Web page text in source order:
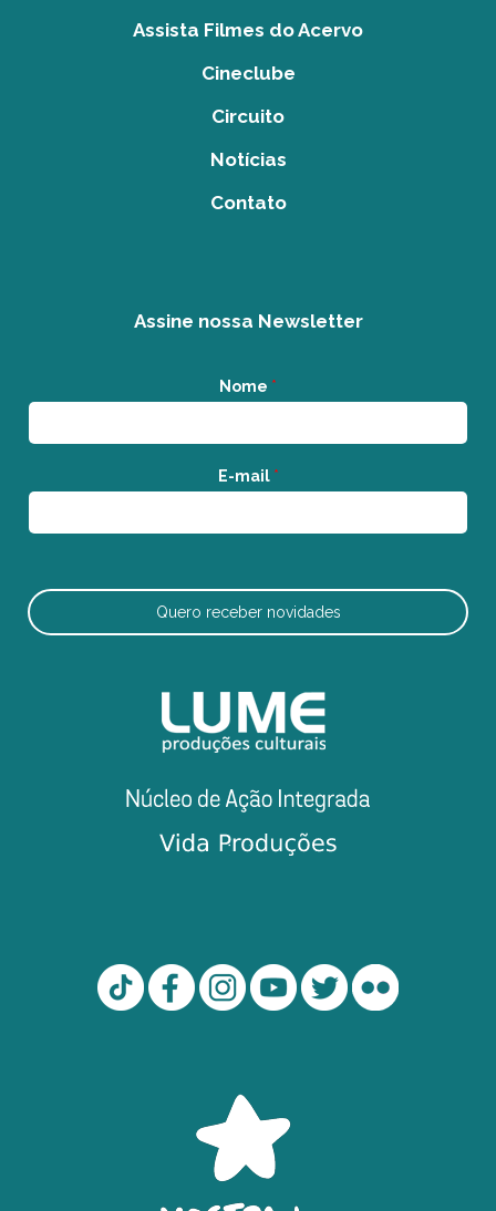
Assista Filmes do Acervo
Cineclube
Circuito
Notícias
Contato
Assine nossa Newsletter
Nome *
E-mail *
Quero receber novidades